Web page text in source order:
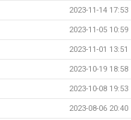
2023-11-14 17:53
2023-11-05 10:59
2023-11-01 13:51
2023-10-19 18:58
2023-10-08 19:53
2023-08-06 20:40